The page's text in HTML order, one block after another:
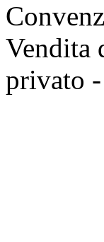
Vendita
privato